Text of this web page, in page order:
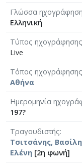
Γλώσσα
Ελληνική
Τύπος ηχογράφησης
Live
Τόπος ηχογράφησης
Αθήνα
Ημερομηνία
197?
Τραγουδιστής
Τσιτσάνης,
Ελένη [2η φωνή]